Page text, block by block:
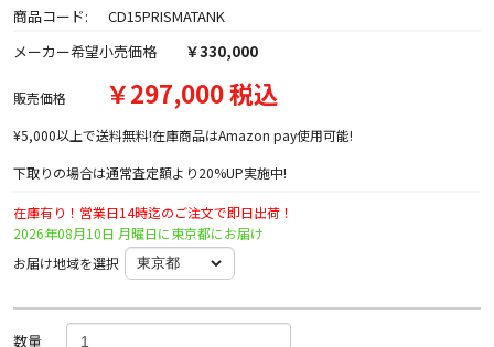
商品コード:
CD15PRISMATANK
メーカー希望小売価格
￥330,000
販売価格 ￥297,000 税込
¥5,000以上で送料無料!在庫商品はAmazon pay使用可能!
下取りの場合は通常査定額より20%UP実施中!
在庫有り！営業日14時迄のご注文で即日出荷！
2026年08月10日 月曜日に東京都にお届け
お届け地域を選択
数量